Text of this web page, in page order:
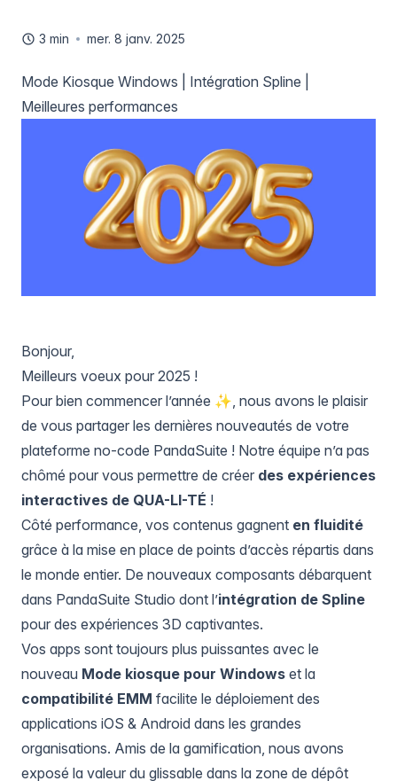
3 min mer. 8 janv. 2025
Mode Kiosque Windows | Intégration Spline |
Meilleures performances
Bonjour,
Meilleurs voeux pour 2025 !
Pour bien commencer l’année ✨, nous avons le plaisir
de vous partager les dernières nouveautés de votre
plateforme no-code PandaSuite ! Notre équipe n’a pas
chômé pour vous permettre de créer des expériences
interactives de QUA-LI-TÉ !
Côté performance, vos contenus gagnent en fluidité
grâce à la mise en place de points d’accès répartis dans
le monde entier. De nouveaux composants débarquent
dans PandaSuite Studio dont l’intégration de Spline
pour des expériences 3D captivantes.
Vos apps sont toujours plus puissantes avec le
nouveau Mode kiosque pour Windows et la
compatibilité EMM facilite le déploiement des
applications iOS & Android dans les grandes
organisations. Amis de la gamification, nous avons
exposé la valeur du glissable dans la zone de dépôt